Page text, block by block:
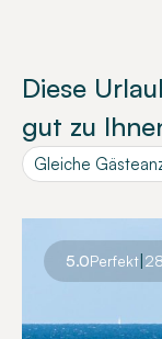
Diese
gut zu
Gleiche
5.0Perfekt|